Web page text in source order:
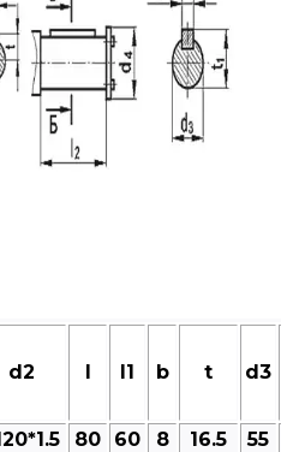
d2 l l1 b t d3
80 60 8 16.5 55